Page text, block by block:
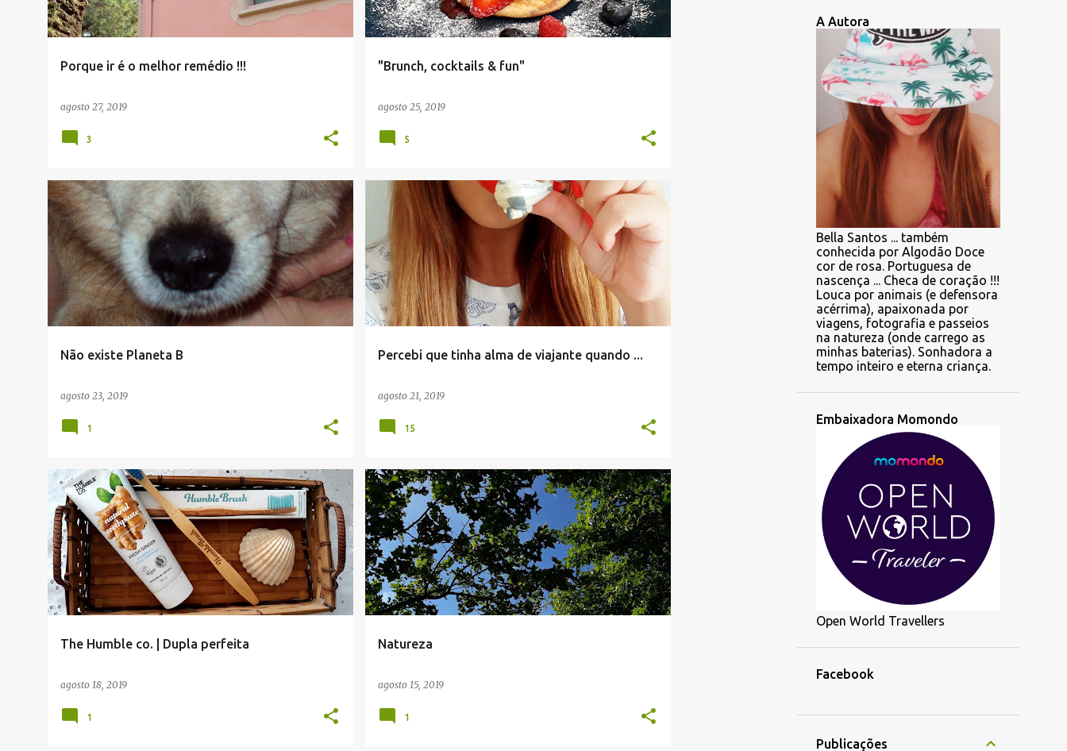
a
g
Porque ir é o melhor remédio !!!
agosto 27, 2019
3
"Brunch, cocktails & fun"
agosto 25, 2019
5
Não existe Planeta B
agosto 23, 2019
#JUSTME AMBIENTE ANIMAIS DESABAFO
1
Percebi que tinha alma de viajante quando ...
agosto 21, 2019
#JUSTME MOMONDO
15
The Humble co. | Dupla perfeita
agosto 18, 2019
CAUSAS CRUELTYFREE REVIEW THE HUMBLE CO.
+
VEGAN
1
Natureza
agosto 15, 2019
#JUSTME NATUREZA
1
A Autora
Bella Santos ... também
conhecida por Algodão Doce
cor de rosa. Portuguesa de
nascença ... Checa de coração !!!
Louca por animais (e defensora
acérrima), apaixonada por
viagens, fotografia e passeios
na natureza (onde carrego as
minhas baterias). Sonhadora a
tempo inteiro e eterna criança.
Embaixadora Momondo
Open World Travellers
Facebook
Publicações